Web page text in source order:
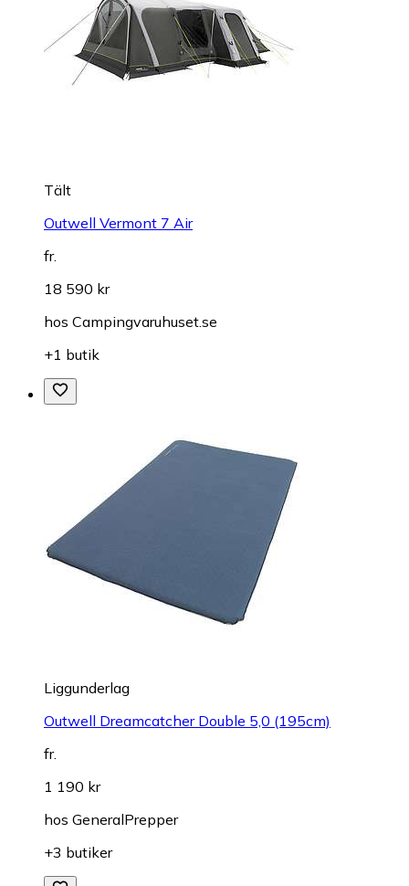
Tält
Outwell Vermont 7 Air
fr.
18 590 kr
hos Campingvaruhuset.se
+1 butik
Liggunderlag
Outwell Dreamcatcher Double 5,0 (195cm)
fr.
1 190 kr
hos GeneralPrepper
+3 butiker